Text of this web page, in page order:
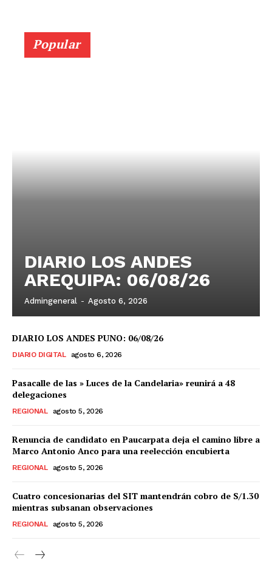
Popular
DIARIO LOS ANDES
AREQUIPA: 06/08/26
Admingeneral - Agosto 6, 2026
DIARIO LOS ANDES PUNO: 06/08/26
DIARIO DIGITAL agosto 6, 2026
Pasacalle de las » Luces de la Candelaria» reunirá a 48
delegaciones
REGIONAL agosto 5, 2026
Renuncia de candidato en Paucarpata deja el camino libre a
Marco Antonio Anco para una reelección encubierta
REGIONAL agosto 5, 2026
Cuatro concesionarias del SIT mantendrán cobro de S/1.30
mientras subsanan observaciones
REGIONAL agosto 5, 2026